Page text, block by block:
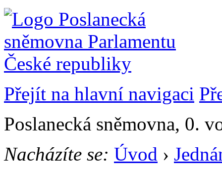
Přejít na hlavní navigaci
Poslanecká sněmovna, 0.
Nacházíte se: Úvod ›